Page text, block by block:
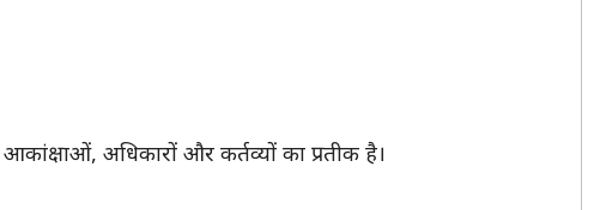
अधिकारों और कर्तव्यों का प्रतीक है।